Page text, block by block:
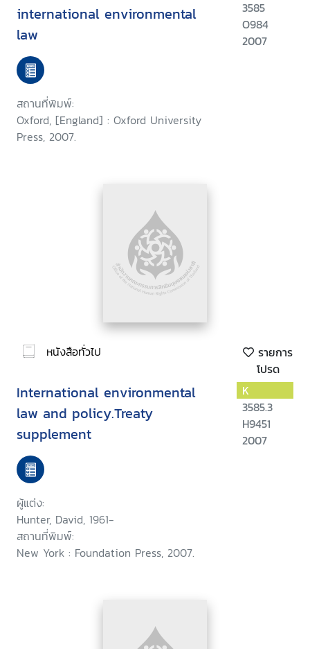
international environmental
law
สถานที่พิมพ์:
Oxford, [England] : Oxford University
Press, 2007.
3585
O984
2007
หนังสือทั่วไป
รายการ
โปรด
International environmental
law and policy.Treaty
supplement
ผู้แต่ง:
Hunter, David, 1961-
สถานที่พิมพ์:
New York : Foundation Press, 2007.
K
3585.3
H9451
2007